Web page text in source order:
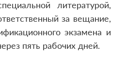
литературой,
за вещание,
экзамена и
пять рабочих дней.